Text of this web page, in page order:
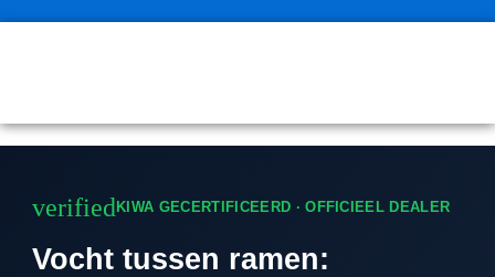
verified KIWA GECERTIFICEERD · OFFICIEEL DEALER
Vocht tussen ramen: